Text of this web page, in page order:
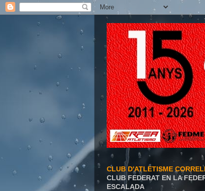
CLUB D'ATLETISME
CLUB FEDERAT EN LA
ESCALADA